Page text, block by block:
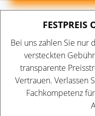
FESTPREIS
Bei uns zahlen Sie nur
versteckten
transparente
Vertrauen. Verlassen
Fachkompetenz